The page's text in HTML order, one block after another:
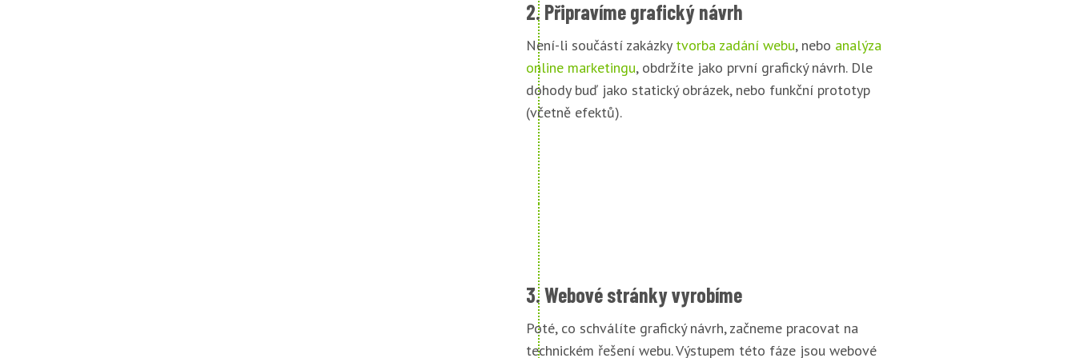
2. Připravíme grafický návrh
Není-li součástí zakázky tvorba zadání webu, nebo analýza
online marketingu, obdržíte jako první grafický návrh. Dle
dohody buď jako statický obrázek, nebo funkční prototyp
(včetně efektů).
3. Webové stránky vyrobíme
Poté, co schválíte grafický návrh, začneme pracovat na
technickém řešení webu. Výstupem této fáze jsou webové